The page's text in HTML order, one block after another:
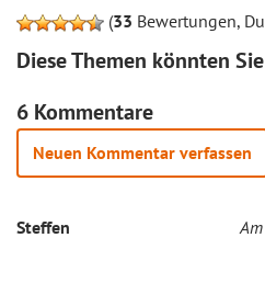
(33 Bewertungen,
Diese Themen könnten
6 Kommentare
Neuen Kommentar verfassen
Steffen